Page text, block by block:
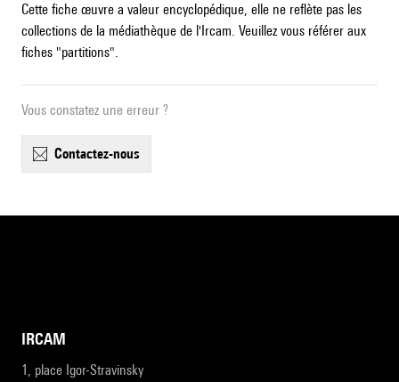
Cette fiche œuvre a valeur encyclopédique, elle ne reflète pas les
collections de la médiathèque de l'Ircam. Veuillez vous référer aux
fiches "partitions".
Vous constatez une erreur ?
contactez-nous
IRCAM
1, place Igor-Stravinsky